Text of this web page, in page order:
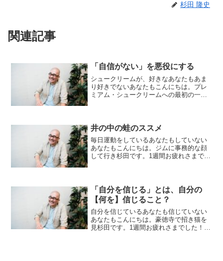
杉田 隆史
関連記事
「自信がない」を悪役にする
シュークリームが、好きなあなたもあま
り好きでないあなたもこんにちは。プレ
ミアム・シュークリームへの最初の一口
と、セラピーをしてい...
井の中の蛙のススメ
毎日運動をしているあなたもしていない
あなたもこんにちは。ジムに事務的な顔
して行き杉田です。1週間お疲れさまでし
いつも通りウォーキング...
「自分を信じる」とは、自分の
【何を】信じること？
自分を信じているあなたも信じていない
あなたもこんにちは。豪徳寺で招き猫を
見杉田です。1週間お疲れさまでした！え